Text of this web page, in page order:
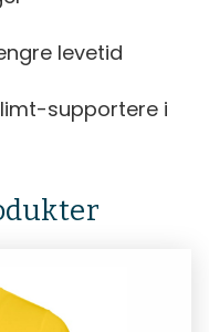
levetid
supportere i